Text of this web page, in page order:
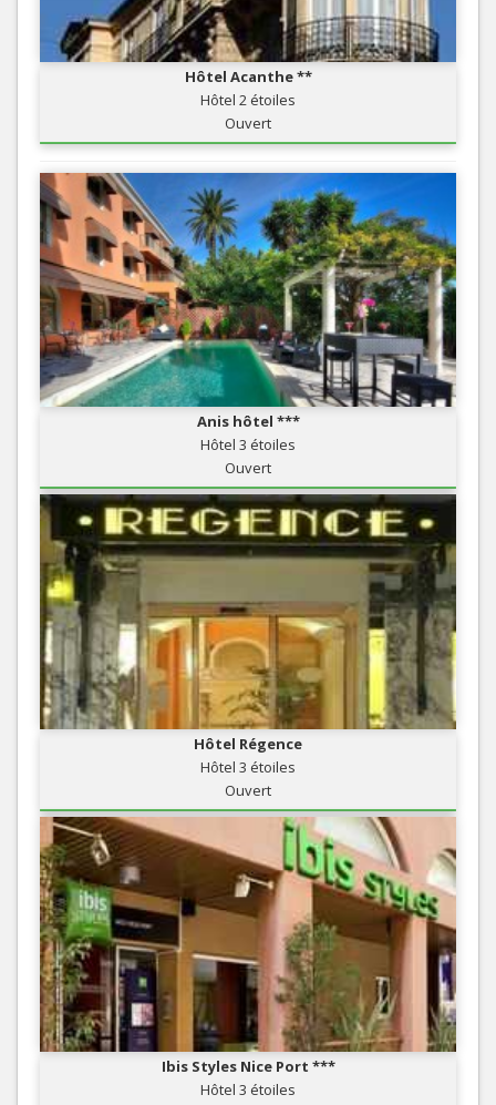
Hôtel Acanthe **
Hôtel 2 étoiles
Ouvert
Anis hôtel ***
Hôtel 3 étoiles
Ouvert
Hôtel Régence
Hôtel 3 étoiles
Ouvert
Ibis Styles Nice Port ***
Hôtel 3 étoiles